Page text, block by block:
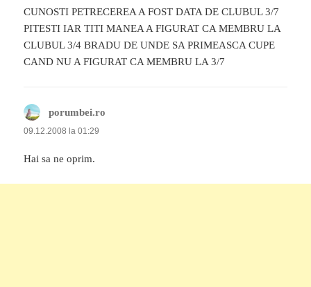
CUNOSTI PETRECEREA A FOST DATA DE CLUBUL 3/7
PITESTI IAR TITI MANEA A FIGURAT CA MEMBRU LA
CLUBUL 3/4 BRADU DE UNDE SA PRIMEASCA CUPE
CAND NU A FIGURAT CA MEMBRU LA 3/7
porumbei.ro
09.12.2008 la 01:29
Hai sa ne oprim.